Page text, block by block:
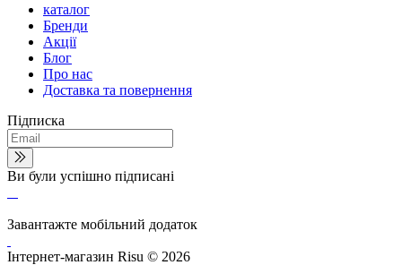
каталог
Бренди
Акції
Блог
Про нас
Доставка та повернення
Підписка
Ви були успішно підписані
Завантажте мобільний додаток
Інтернет-магазин Risu © 2026